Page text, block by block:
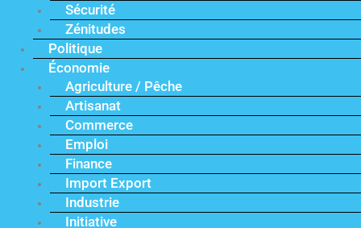
Sécurité
Zénitudes
Politique
Économie
Agriculture / Pêche
Artisanat
Commerce
Emploi
Finance
Import Export
Industrie
Initiative